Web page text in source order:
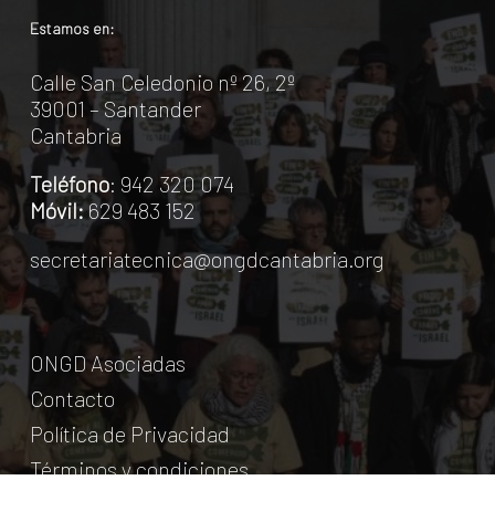
Estamos en:
Calle San Celedonio nº 26, 2º
39001 – Santander
Cantabria
Teléfono: 942 320 074
Móvil:629 483 152
secretariatecnica@ongdcantabria.org
ONGD Asociadas
Contacto
Política de Privacidad
Términos y condiciones